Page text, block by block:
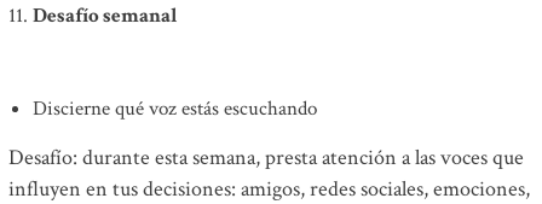
Desafío semanal
Discierne qué voz estás escuchando
Desafío: durante esta semana, presta atención a las voces que
influyen en tus decisiones: amigos, redes sociales, emociones,